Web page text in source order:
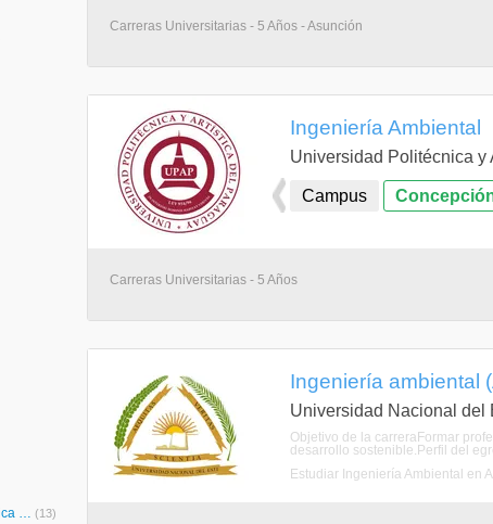
UPAP - Universidad Politécnica y Artística del Paraguay (13)
Carreras Universitarias - 5 Años - Asunción
Ingeniería Ambiental
Universidad Politécnica y
Campus
Carreras Universitarias - 5 Años
Ingeniería ambiental
Universidad Nacional del
Objetivo de la carreraFormar
desarrollo sostenible.Perfil del
Estudiar Ingeniería Ambiental en